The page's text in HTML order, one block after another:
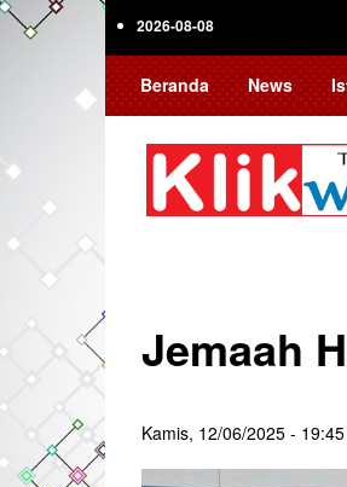
Skip
2026-08-08
Beranda News
Jemaah
Kamis, 12/06/2025 - 19:45